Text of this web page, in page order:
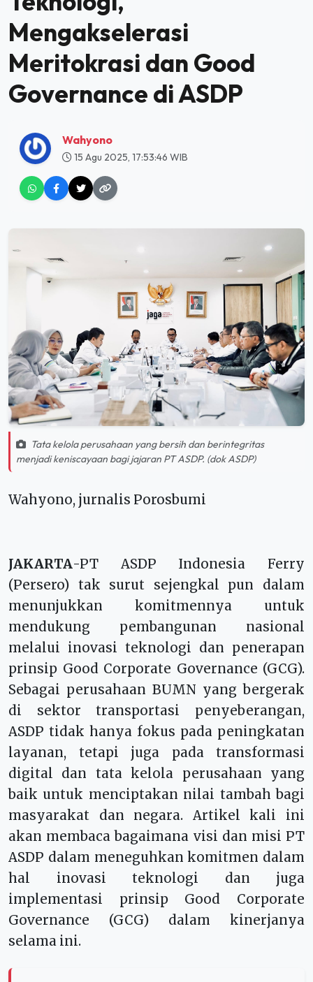
Mengakselerasi
Meritokrasi dan Good
Governance di ASDP
Wahyono
15 Agu 2025, 17:53:46 WIB
Tata kelola perusahaan yang bersih dan berintegritas
menjadi keniscayaan bagi jajaran PT ASDP. (dok ASDP)
Wahyono, jurnalis Porosbumi
JAKARTA-PT ASDP Indonesia Ferry
(Persero) tak surut sejengkal pun dalam
menunjukkan komitmennya untuk
mendukung pembangunan nasional
melalui inovasi teknologi dan penerapan
prinsip Good Corporate Governance (GCG).
Sebagai perusahaan BUMN yang bergerak
di sektor transportasi penyeberangan,
ASDP tidak hanya fokus pada peningkatan
layanan, tetapi juga pada transformasi
digital dan tata kelola perusahaan yang
baik untuk menciptakan nilai tambah bagi
masyarakat dan negara. Artikel kali ini
akan membaca bagaimana visi dan misi PT
ASDP dalam meneguhkan komitmen dalam
hal inovasi teknologi dan juga
implementasi prinsip Good Corporate
Governance (GCG) dalam kinerjanya
selama ini.